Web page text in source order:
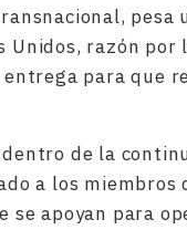
pesa
Unidos, razón
para que
de la
a los miembros
se apoyan para